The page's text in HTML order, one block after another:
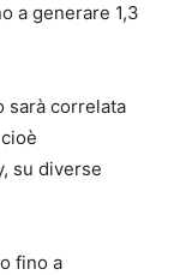
a generare 1,3
sarà correlata
su diverse
fino a